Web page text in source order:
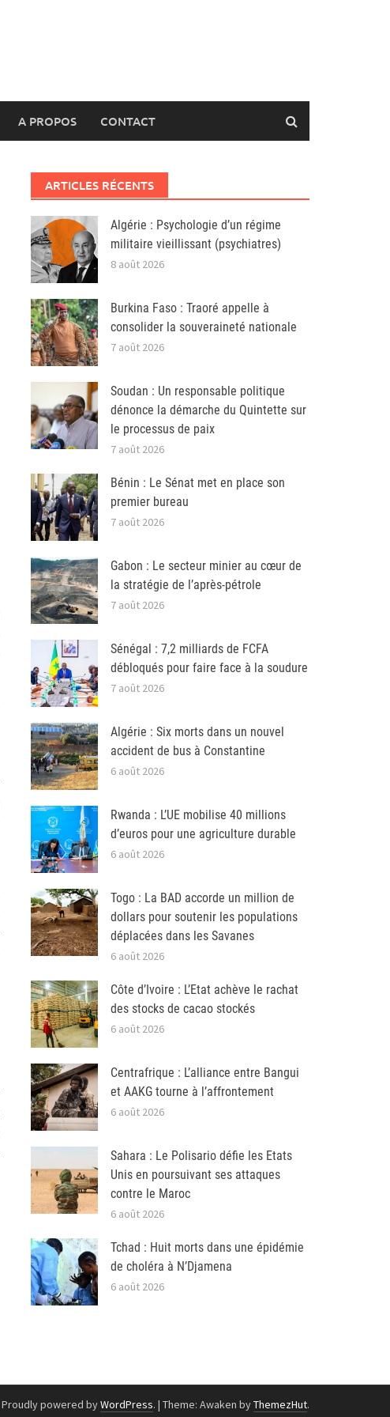
A PROPOS CONTACT
ARTICLES RÉCENTS
Algérie : Psychologie d’un régime
militaire vieillissant (psychiatres)
8 août 2026
Burkina Faso : Traoré appelle à
consolider la souveraineté nationale
7 août 2026
Soudan : Un responsable politique
dénonce la démarche du Quintette sur
le processus de paix
7 août 2026
Bénin : Le Sénat met en place son
premier bureau
7 août 2026
Gabon : Le secteur minier au cœur de
la stratégie de l’après-pétrole
7 août 2026
Sénégal : 7,2 milliards de FCFA
débloqués pour faire face à la soudure
7 août 2026
Algérie : Six morts dans un nouvel
accident de bus à Constantine
6 août 2026
Rwanda : L’UE mobilise 40 millions
d’euros pour une agriculture durable
6 août 2026
Togo : La BAD accorde un million de
dollars pour soutenir les populations
déplacées dans les Savanes
6 août 2026
Côte d’Ivoire : L’Etat achève le rachat
des stocks de cacao stockés
6 août 2026
Centrafrique : L’alliance entre Bangui
et AAKG tourne à l’affrontement
6 août 2026
Sahara : Le Polisario défie les Etats
Unis en poursuivant ses attaques
contre le Maroc
6 août 2026
Tchad : Huit morts dans une épidémie
de choléra à N’Djamena
6 août 2026
Proudly powered byWordPress. | Theme: Awaken byThemezHut.